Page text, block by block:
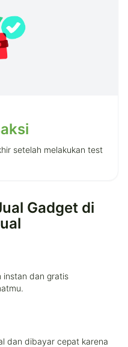
setelah melakukan test
Gadget di
instan dan gratis
dan dibayar cepat karena